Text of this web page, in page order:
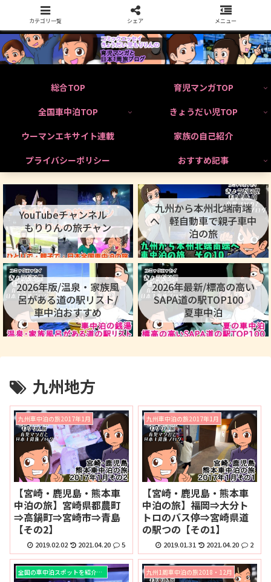
総合TOP
育児マンガTOP
全国車中泊TOP
きょうだい児TOP
ウーマンエキサイト連載
家族の自己紹介
プライバシーポリシー
おすすめ記事
YouTubeチャンネル
もりりんの旅チャン
九州から本州北端南端
へ 軽自動車で親子車中
泊の旅
2026年版/温泉・家族風
呂がある道の駅リスト/
車中泊おすすめ
2026年最新/標高の高い
SAPA道の駅TOP100
夏車中泊
九州地方
九州車中泊の旅2017年1月
【宮崎・鹿児島・熊本車
中泊の旅】宮崎県都農町
⇒高鍋町⇒宮崎市⇒青島
【その2】
2019.02.02 2021.04.20 5
九州車中泊の旅2017年1月
【宮崎・鹿児島・熊本車
中泊の旅】福岡⇒大分ト
トロのバス停⇒宮崎県道
の駅つの【その1】
2019.01.31 2021.04.20 2
全国の車中泊スポットを紹介！！ 九州1周車中泊の旅2018・12月
カテゴリ一覧 シェア メニュー